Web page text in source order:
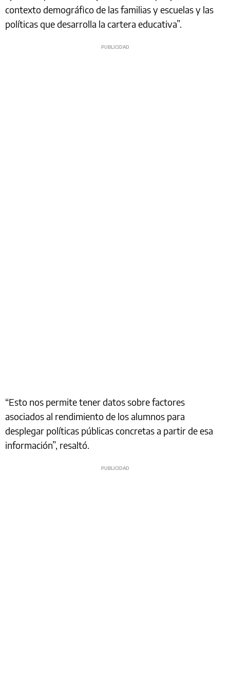
contexto demográfico de las familias y escuelas y las
políticas que desarrolla la cartera educativa”.
“Esto nos permite tener datos sobre factores
asociados al rendimiento de los alumnos para
desplegar políticas públicas concretas a partir de esa
información”, resaltó.